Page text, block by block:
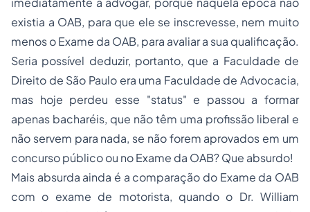
existia a OAB, para que ele se inscrevesse, nem muito
menos o Exame da OAB, para avaliar a sua qualificação.
Seria possível deduzir, portanto, que a Faculdade de
Direito de São Paulo era uma Faculdade de Advocacia,
mas hoje perdeu esse "status" e passou a formar
apenas bacharéis, que não têm uma profissão liberal e
não servem para nada, se não forem aprovados em um
concurso público ou no Exame da OAB? Que absurdo!
Mais absurda ainda é a comparação do Exame da OAB
com o exame de motorista, quando o Dr. William